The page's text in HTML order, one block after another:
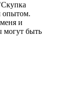
опытом.
и
могут быть